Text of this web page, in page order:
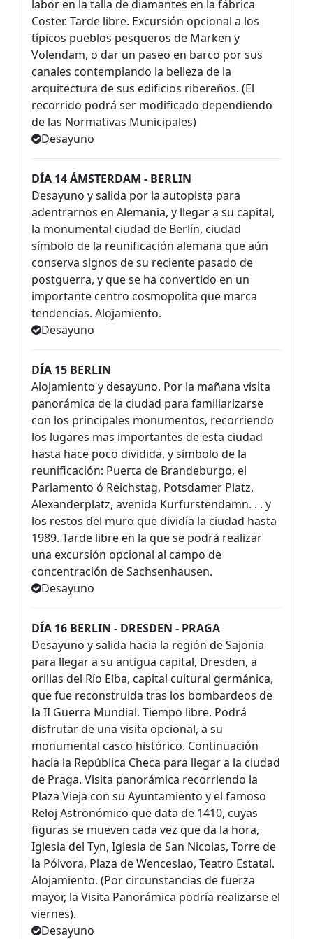
labor en la talla de diamantes en la fábrica
Coster. Tarde libre. Excursión opcional a los
típicos pueblos pesqueros de Marken y
Volendam, o dar un paseo en barco por sus
canales contemplando la belleza de la
arquitectura de sus edificios ribereños. (El
recorrido podrá ser modificado dependiendo
de las Normativas Municipales)
Desayuno
DÍA 14 ÁMSTERDAM - BERLIN
Desayuno y salida por la autopista para
adentrarnos en Alemania, y llegar a su capital,
la monumental ciudad de Berlín, ciudad
símbolo de la reunificación alemana que aún
conserva signos de su reciente pasado de
postguerra, y que se ha convertido en un
importante centro cosmopolita que marca
tendencias. Alojamiento.
Desayuno
DÍA 15 BERLIN
Alojamiento y desayuno. Por la mañana visita
panorámica de la ciudad para familiarizarse
con los principales monumentos, recorriendo
los lugares mas importantes de esta ciudad
hasta hace poco dividida, y símbolo de la
reunificación: Puerta de Brandeburgo, el
Parlamento ó Reichstag, Potsdamer Platz,
Alexanderplatz, avenida Kurfurstendamn. . . y
los restos del muro que dividía la ciudad hasta
1989. Tarde libre en la que se podrá realizar
una excursión opcional al campo de
concentración de Sachsenhausen.
Desayuno
DÍA 16 BERLIN - DRESDEN - PRAGA
Desayuno y salida hacia la región de Sajonia
para llegar a su antigua capital, Dresden, a
orillas del Río Elba, capital cultural germánica,
que fue reconstruida tras los bombardeos de
la II Guerra Mundial. Tiempo libre. Podrá
disfrutar de una visita opcional, a su
monumental casco histórico. Continuación
hacia la República Checa para llegar a la ciudad
de Praga. Visita panorámica recorriendo la
Plaza Vieja con su Ayuntamiento y el famoso
Reloj Astronómico que data de 1410, cuyas
figuras se mueven cada vez que da la hora,
Iglesia del Tyn, Iglesia de San Nicolas, Torre de
la Pólvora, Plaza de Wenceslao, Teatro Estatal.
Alojamiento. (Por circunstancias de fuerza
mayor, la Visita Panorámica podría realizarse el
viernes).
Desayuno